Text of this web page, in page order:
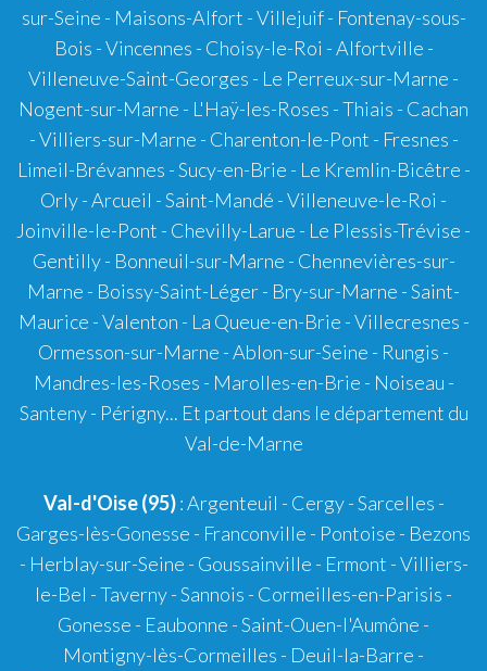
sur-Seine - Maisons-Alfort - Villejuif - Fontenay-sous-
Bois - Vincennes - Choisy-le-Roi - Alfortville -
Villeneuve-Saint-Georges - Le Perreux-sur-Marne -
Nogent-sur-Marne - L'Haÿ-les-Roses - Thiais - Cachan
- Villiers-sur-Marne - Charenton-le-Pont - Fresnes -
Limeil-Brévannes - Sucy-en-Brie - Le Kremlin-Bicêtre -
Orly - Arcueil - Saint-Mandé - Villeneuve-le-Roi -
Joinville-le-Pont - Chevilly-Larue - Le Plessis-Trévise -
Gentilly - Bonneuil-sur-Marne - Chennevières-sur-
Marne - Boissy-Saint-Léger - Bry-sur-Marne - Saint-
Maurice - Valenton - La Queue-en-Brie - Villecresnes -
Ormesson-sur-Marne - Ablon-sur-Seine - Rungis -
Mandres-les-Roses - Marolles-en-Brie - Noiseau -
Santeny - Périgny... Et partout dans le département du
Val-de-Marne
Val-d'Oise (95): Argenteuil - Cergy - Sarcelles -
Garges-lès-Gonesse - Franconville - Pontoise - Bezons
- Herblay-sur-Seine - Goussainville - Ermont - Villiers-
le-Bel - Taverny - Sannois - Cormeilles-en-Parisis -
Gonesse - Eaubonne - Saint-Ouen-l'Aumône -
Montigny-lès-Cormeilles - Deuil-la-Barre -